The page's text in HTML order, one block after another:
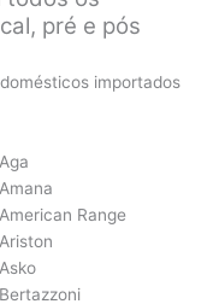
pré e pós
importados
Range